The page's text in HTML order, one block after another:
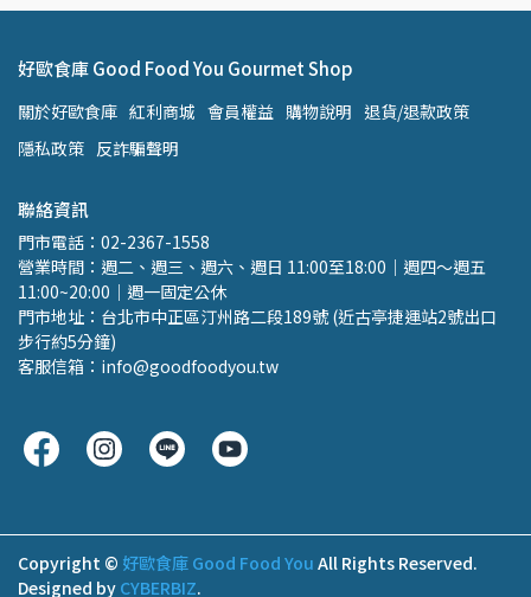
好歐食庫 Good Food You Gourmet Shop
關於好歐食庫 紅利商城 會員權益 購物說明 退貨/退款政策
隱私政策 反詐騙聲明
聯絡資訊
門市電話：02-2367-1558
營業時間：週二、週三、週六、週日 11:00至18:00｜週四～週五
11:00~20:00｜週一固定公休
門市地址：台北市中正區汀州路二段189號 (近古亭捷運站2號出口
步行約5分鐘)
客服信箱：info@goodfoodyou.tw
Copyright © 好歐食庫 Good Food You All Rights Reserved.
Designed by CYBERBIZ.